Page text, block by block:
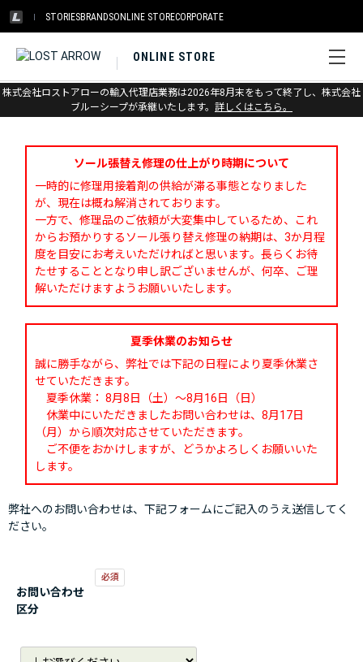
STORIESBRANDSONLINE STORECORPORATE
ONLINE STORE
株式会社ロストアローの輸入代理店業務は2026年8月末をもって終了し、株式会社
ブルーシープが承継いたします。 詳しくはこちら。
お問い合わせ
ソール張替え修理の仕上がり時期について
一時的に修理用接着剤の供給が滞る事態となりました
が、現在は概ね解消されております。
一方で、修理品のご依頼が大変集中しているため、これ
からお預かりするソール張り替え修理の納期は、3か月程
度を目安にお考えいただければと思います。長らくお待
たせすることとなり申し訳ございませんが、何卒、ご理
解いただけますようお願いいたします。
夏季休業のお知らせ
誠に勝手ながら、弊社では下記の日程により夏季休業さ
せていただきます。
夏季休業： 8月8日（土）～8月16日（日）
休業中にいただきましたお問い合わせは、8月17日
（月）から順次対応させていただきます。
ご不便をおかけしますが、どうかよろしくお願いいた
します。
弊社へのお問い合わせは、下記フォームにご記入のうえ送信してく
ださい。
お問い合わせ
区分